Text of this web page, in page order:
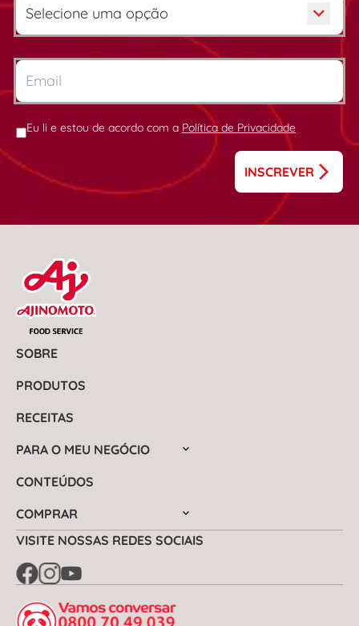
Eu li e estou de acordo com a Política de Privacidade
INSCREVER
SOBRE
PRODUTOS
RECEITAS
PARA O MEU NEGÓCIO
CONTEÚDOS
COMPRAR
VISITE NOSSAS REDES SOCIAIS